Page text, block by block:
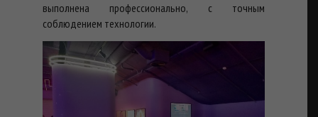
выполнена профессионально, с точным
соблюдением технологии.